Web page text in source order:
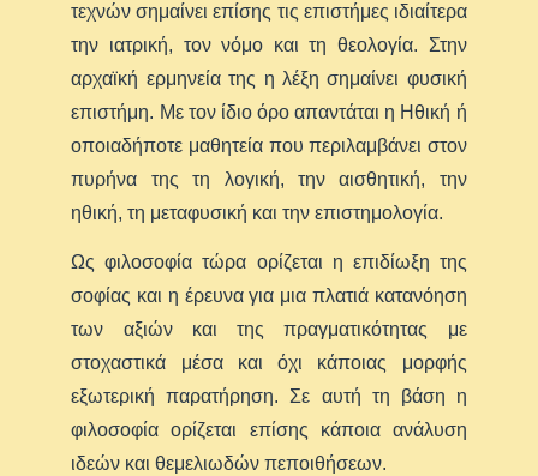
τεχνών σημαίνει επίσης τις επιστήμες ιδιαίτερα
την ιατρική, τον νόμο και τη θεολογία. Στην
αρχαϊκή ερμηνεία της η λέξη σημαίνει φυσική
επιστήμη. Με τον ίδιο όρο απαντάται η Ηθική ή
οποιαδήποτε μαθητεία που περιλαμβάνει στον
πυρήνα της τη λογική, την αισθητική, την
ηθική, τη μεταφυσική και την επιστημολογία.
Ως φιλοσοφία τώρα ορίζεται η επιδίωξη της
σοφίας και η έρευνα για μια πλατιά κατανόηση
των αξιών και της πραγματικότητας με
στοχαστικά μέσα και όχι κάποιας μορφής
εξωτερική παρατήρηση. Σε αυτή τη βάση η
φιλοσοφία ορίζεται επίσης κάποια ανάλυση
ιδεών και θεμελιωδών πεποιθήσεων.